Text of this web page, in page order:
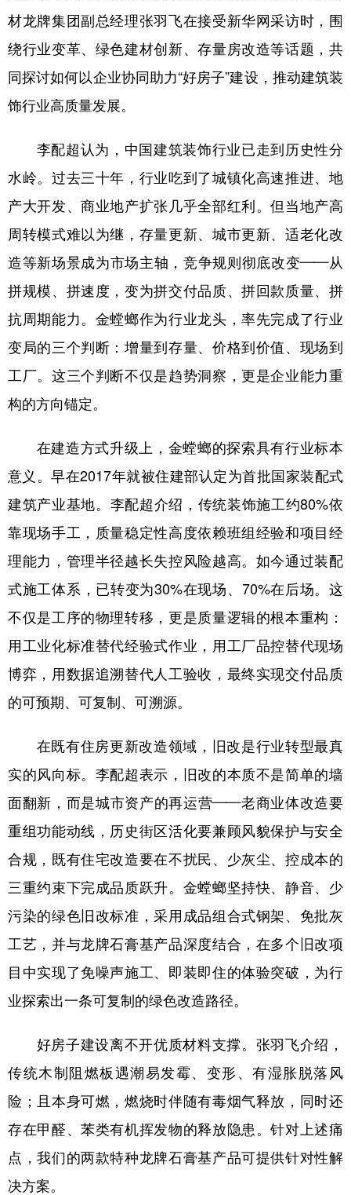
北京 天津 河北 山西
辽宁 吉林 上海 江苏
浙江 安徽
山东 河南 湖北 湖南
广东 广西 海南 重庆
四川 贵州 云南 西藏
陕西 甘肃 青海 宁夏
English Español Français عربى
Русский язык
材龙牌集团副总经理张羽飞在接受新华网采访时，围
绕行业变革、绿色建材创新、存量房改造等话题，共
同探讨如何以企业协同助力“好房子”建设，推动建筑装
饰行业高质量发展。
李配超认为，中国建筑装饰行业已走到历史性分
水岭。过去三十年，行业吃到了城镇化高速推进、地
产大开发、商业地产扩张几乎全部红利。但当地产高
周转模式难以为继，存量更新、城市更新、适老化改
造等新场景成为市场主轴，竞争规则彻底改变——从
拼规模、拼速度，变为拼交付品质、拼回款质量、拼
抗周期能力。金螳螂作为行业龙头，率先完成了行业
变局的三个判断：增量到存量、价格到价值、现场到
工厂。这三个判断不仅是趋势洞察，更是企业能力重
构的方向锚定。
在建造方式升级上，金螳螂的探索具有行业标本
意义。早在2017年就被住建部认定为首批国家装配式
建筑产业基地。李配超介绍，传统装饰施工约80%依
靠现场手工，质量稳定性高度依赖班组经验和项目经
理能力，管理半径越长失控风险越高。如今通过装配
式施工体系，已转变为30%在现场、70%在后场。这
不仅是工序的物理转移，更是质量逻辑的根本重构：
用工业化标准替代经验式作业，用工厂品控替代现场
博弈，用数据追溯替代人工验收，最终实现交付品质
的可预期、可复制、可溯源。
在既有住房更新改造领域，旧改是行业转型最真
实的风向标。李配超表示，旧改的本质不是简单的墙
面翻新，而是城市资产的再运营——老商业体改造要
重组功能动线，历史街区活化要兼顾风貌保护与安全
合规，既有住宅改造要在不扰民、少灰尘、控成本的
三重约束下完成品质跃升。金螳螂坚持快、静音、少
污染的绿色旧改标准，采用成品组合式钢架、免批灰
工艺，并与龙牌石膏基产品深度结合，在多个旧改项
目中实现了免噪声施工、即装即住的体验突破，为行
业探索出一条可复制的绿色改造路径。
好房子建设离不开优质材料支撑。张羽飞介绍，
传统木制阻燃板遇潮易发霉、变形、有湿胀脱落风
险；且本身可燃，燃烧时伴随有毒烟气释放，同时还
存在甲醛、苯类有机挥发物的释放隐患。针对上述痛
点，我们的两款特种龙牌石膏基产品可提供针对性解
决方案。